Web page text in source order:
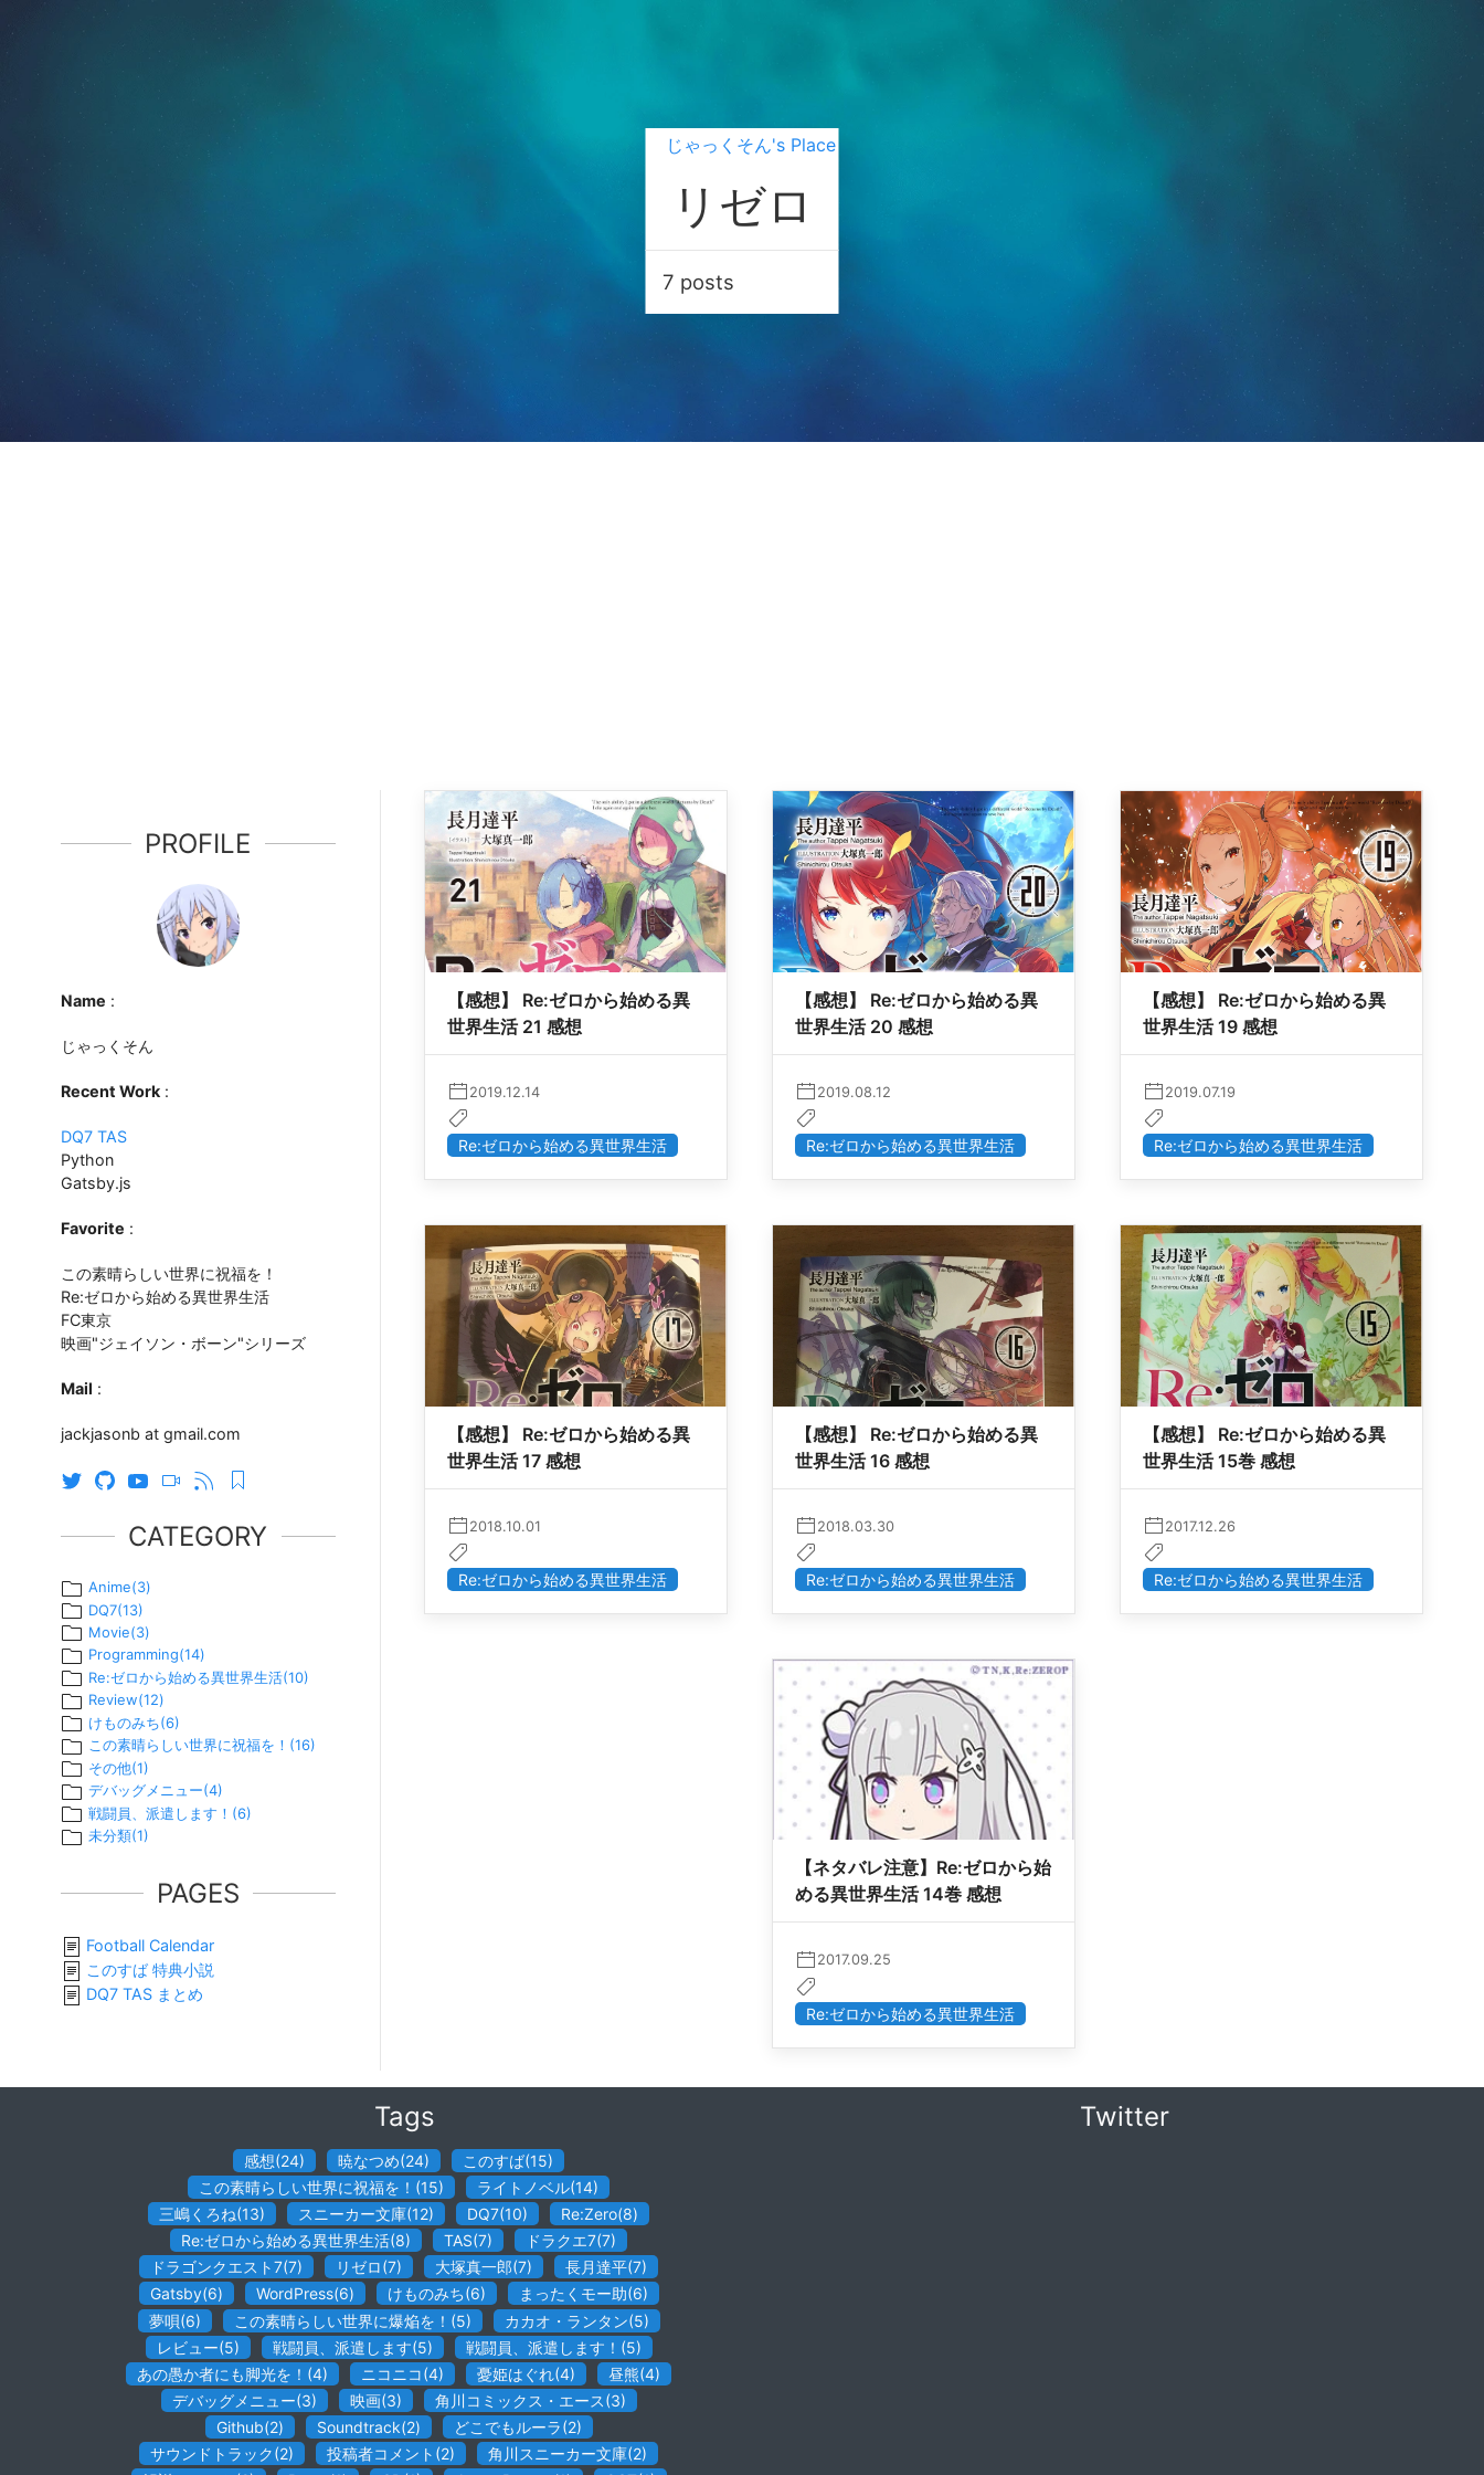
じゃっくそん's Place
リゼロ
7 posts
PROFILE
Name :
じゃっくそん
Recent Work :
DQ7 TAS
Python
Gatsby.js
Favorite :
この素晴らしい世界に祝福を！
Re:ゼロから始める異世界生活
FC東京
映画"ジェイソン・ボーン"シリーズ
Mail :
jackjasonb at gmail.com
CATEGORY
Anime(3)
DQ7(13)
Movie(3)
Programming(14)
Re:ゼロから始める異世界生活(10)
Review(12)
けものみち(6)
この素晴らしい世界に祝福を！ (16)
その他(1)
デバッグメニュー(4)
戦闘員、派遣します！ (6)
未分類(1)
PAGES
Football Calendar
このすば 特典小説
DQ7 TAS まとめ
【感想】 Re:ゼロから始める異
世界生活 21 感想
2019.12.14
Re:ゼロから始める異世界生活
【感想】 Re:ゼロから始める異
世界生活 20 感想
2019.08.12
Re:ゼロから始める異世界生活
【感想】 Re:ゼロから始める異
世界生活 19 感想
2019.07.19
Re:ゼロから始める異世界生活
【感想】 Re:ゼロから始める異
世界生活 17 感想
2018.10.01
Re:ゼロから始める異世界生活
【感想】 Re:ゼロから始める異
世界生活 16 感想
2018.03.30
Re:ゼロから始める異世界生活
【感想】 Re:ゼロから始める異
世界生活 15巻 感想
2017.12.26
Re:ゼロから始める異世界生活
【ネタバレ注意】Re:ゼロから始
める異世界生活 14巻 感想
2017.09.25
Re:ゼロから始める異世界生活
Tags
感想(24) 暁なつめ(24) このすば(15)
この素晴らしい世界に祝福を！ (15) ライトノベル(14)
三嶋くろね(13) スニーカー文庫(12) DQ7(10) Re:Zero(8)
Re:ゼロから始める異世界生活(8) TAS(7) ドラクエ7(7)
ドラゴンクエスト7(7) リゼロ(7) 大塚真一郎(7) 長月達平(7)
Gatsby(6) WordPress(6) けものみち(6) まったくモー助(6)
夢唄(6) この素晴らしい世界に爆焔を！ (5) カカオ・ランタン(5)
レビュー(5) 戦闘員、派遣します(5) 戦闘員、派遣します！ (5)
あの愚か者にも脚光を！ (4) ニコニコ(4) 憂姫はぐれ(4) 昼熊(4)
デバッグメニュー(3) 映画(3) 角川コミックス・エース(3)
Github(2) Soundtrack(2) どこでもルーラ(2)
サウンドトラック(2) 投稿者コメント (2) 角川スニーカー文庫(2)
Twitter